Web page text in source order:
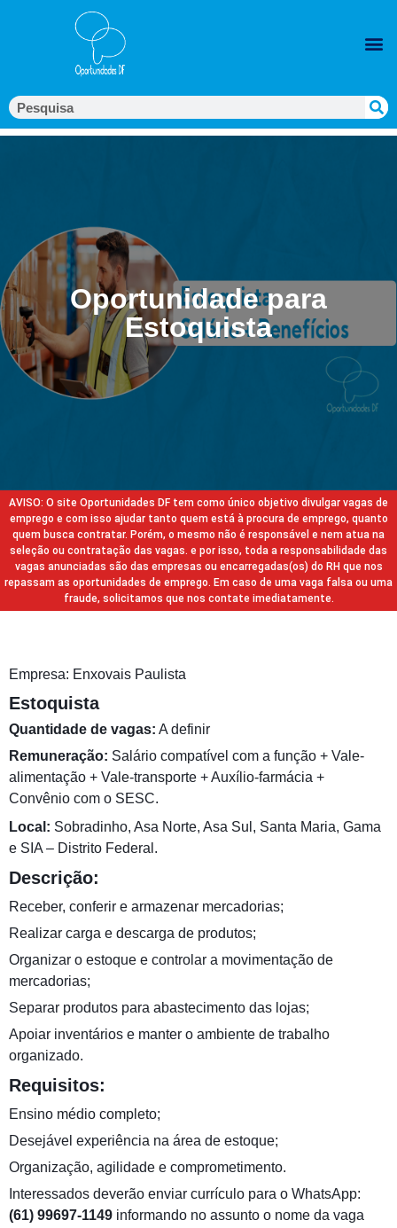
Oportunidade para
Estoquista
AVISO: O site Oportunidades DF tem como único objetivo divulgar vagas de
emprego e com isso ajudar tanto quem está à procura de emprego, quanto
quem busca contratar. Porém, o mesmo não é responsável e nem atua na
seleção ou contratação das vagas. e por isso, toda a responsabilidade das
vagas anunciadas são das empresas ou encarregadas(os) do RH que nos
repassam as oportunidades de emprego. Em caso de uma vaga falsa ou uma
fraude, solicitamos que nos contate imediatamente.
Empresa: Enxovais Paulista
Estoquista
Quantidade de vagas: A definir
Remuneração: Salário compatível com a função + Vale-
alimentação + Vale-transporte + Auxílio-farmácia +
Convênio com o SESC.
Local: Sobradinho, Asa Norte, Asa Sul, Santa Maria, Gama
e SIA – Distrito Federal.
Descrição:
Receber, conferir e armazenar mercadorias;
Realizar carga e descarga de produtos;
Organizar o estoque e controlar a movimentação de
mercadorias;
Separar produtos para abastecimento das lojas;
Apoiar inventários e manter o ambiente de trabalho
organizado.
Requisitos:
Ensino médio completo;
Desejável experiência na área de estoque;
Organização, agilidade e comprometimento.
Interessados deverão enviar currículo para o WhatsApp:
(61) 99697-1149 informando no assunto o nome da vaga